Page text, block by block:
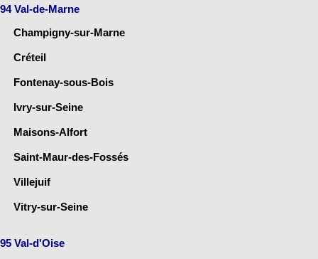
94 Val-de-Marne
Champigny-sur-Marne
Créteil
Fontenay-sous-Bois
Ivry-sur-Seine
Maisons-Alfort
Saint-Maur-des-Fossés
Villejuif
Vitry-sur-Seine
95 Val-d'Oise